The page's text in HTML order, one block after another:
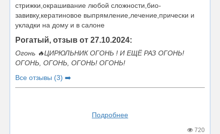
стрижки,окрашивание любой сложности,био-
завивку,кератиновое выпрямление,лечение,прически и
укладки на дому и в салоне
Рогатый, отзыв от 27.10.2024:
Огонь 🔥ЦИРЮЛЬНИК ОГОНЬ ! И ЕЩЁ РАЗ ОГОНЬ!
ОГОНЬ, ОГОНЬ, ОГОНЬ! ОГОНЬ!
Все отзывы (3) ➡️
Подробнее
720